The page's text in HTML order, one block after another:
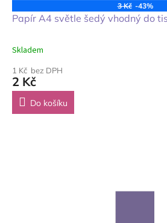
3 Kč -43%
Papír A4 světle šedý vhodný do
Skladem
1 Kč bez DPH
2 Kč
Do košíku